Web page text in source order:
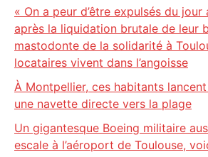
« On a peur d’être expulsés du jour
après la liquidation brutale de leur
mastodonte de la solidarité à
locataires vivent dans l’angoisse
À Montpellier, ces habitants
une navette directe vers la plage
Un gigantesque Boeing militaire
escale à l’aéroport de Toulouse,